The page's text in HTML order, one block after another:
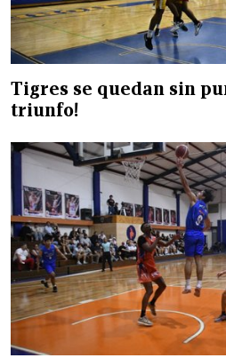
Tigres se quedan sin
triunfo!